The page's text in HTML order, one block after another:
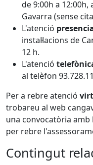
de 9:00h a 12:00h,
Gavarra (sense
L'atenció
instal·lacions de
12 h.
L'atenció
al telèfon
Per a rebre atenció
trobareu al web
una convocatòria amb
per rebre
Contingut